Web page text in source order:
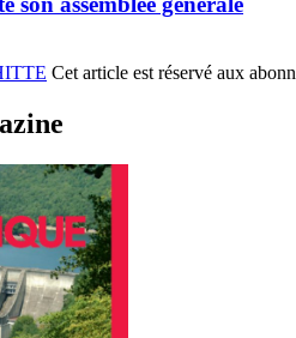
Cet article est réservé aux